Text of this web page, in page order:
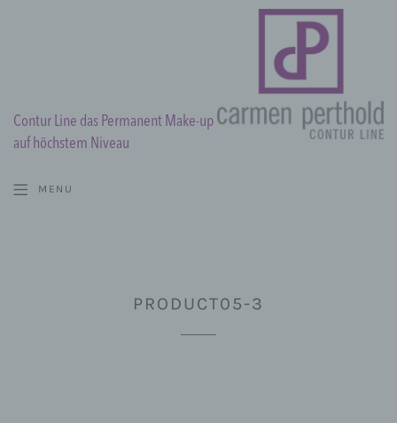
Contur Line das Permanent Make-up
auf höchstem Niveau
MENU
PRODUCT05-3